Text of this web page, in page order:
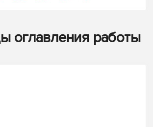
оглавления работы